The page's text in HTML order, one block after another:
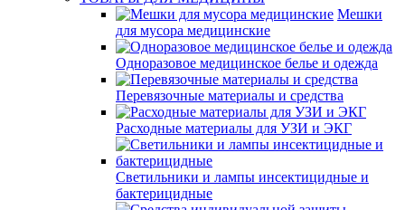
Мешки
для мусора медицинские
Одноразовое медицинское белье и одежда
Перевязочные материалы и средства
Расходные материалы для УЗИ и ЭКГ
Светильники и лампы инсектицидные и
бактерицидные